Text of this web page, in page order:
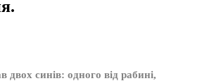
двох синів: одного від рабині,